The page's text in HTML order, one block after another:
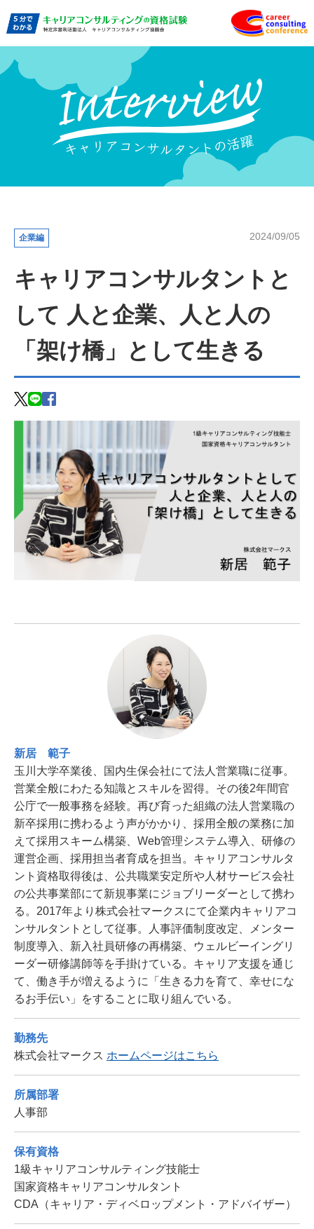
企業編 2024/09/05
キャリアコンサルタントと
して 人と企業、人と人の
「架け橋」として生きる
新居 範子
玉川大学卒業後、国内生保会社にて法人営業職に従事。
営業全般にわたる知識とスキルを習得。その後2年間官
公庁で一般事務を経験。再び育った組織の法人営業職の
新卒採用に携わるよう声がかかり、採用全般の業務に加
えて採用スキーム構築、Web管理システム導入、研修の
運営企画、採用担当者育成を担当。キャリアコンサルタ
ント資格取得後は、公共職業安定所や人材サービス会社
の公共事業部にて新規事業にジョブリーダーとして携わ
る。2017年より株式会社マークスにて企業内キャリアコ
ンサルタントとして従事。人事評価制度改定、メンター
制度導入、新入社員研修の再構築、ウェルビーイングリ
ーダー研修講師等を手掛けている。キャリア支援を通じ
て、働き手が増えるように「生きる力を育て、幸せにな
るお手伝い」をすることに取り組んでいる。
勤務先
株式会社マークス ホームページはこちら
所属部署
人事部
保有資格
1級キャリアコンサルティング技能士
国家資格キャリアコンサルタント
CDA（キャリア・ディベロップメント・アドバイザー）